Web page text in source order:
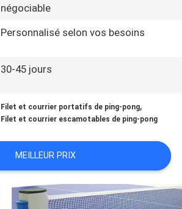
négociable
Personnalisé selon vos besoins
30-45 jours
Filet et courrier portatifs de ping-pong,
Filet et courrier escamotables de ping-pong
MEILLEUR PRIX